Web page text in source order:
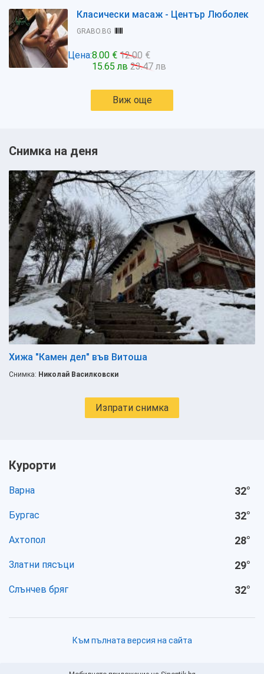
Класически масаж - Център Люболек
GRABO.BG
Цена:8.00 € 12.00 €
15.65 лв 23.47 лв
Виж още
Снимка на деня
Хижа "Камен дел" във Витоша
Снимка: Николай Василковски
Изпрати снимка
Курорти
Варна 32°
Бургас 32°
Ахтопол 28°
Златни пясъци 29°
Слънчев бряг 32°
Към пълната версия на сайта